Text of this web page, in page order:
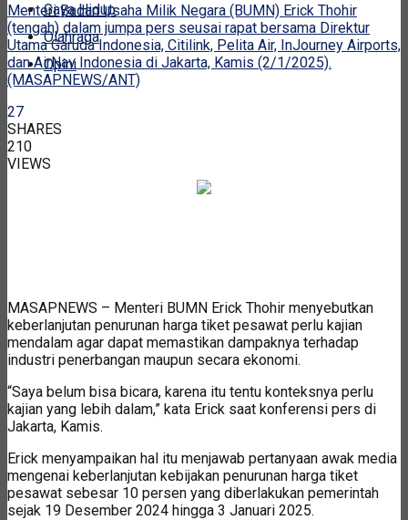
Gaya Hidup
Olahraga
Opini
Menteri Badan Usaha Milik Negara (BUMN) Erick Thohir
(tengah) dalam jumpa pers seusai rapat bersama Direktur
Utama Garuda Indonesia, Citilink, Pelita Air, InJourney Airports,
dan AirNav Indonesia di Jakarta, Kamis (2/1/2025).
(MASAPNEWS/ANT)
27
SHARES
210
VIEWS
MASAPNEWS – Menteri BUMN Erick Thohir menyebutkan
keberlanjutan penurunan harga tiket pesawat perlu kajian
mendalam agar dapat memastikan dampaknya terhadap
industri penerbangan maupun secara ekonomi.
“Saya belum bisa bicara, karena itu tentu konteksnya perlu
kajian yang lebih dalam,” kata Erick saat konferensi pers di
Jakarta, Kamis.
Erick menyampaikan hal itu menjawab pertanyaan awak media
mengenai keberlanjutan kebijakan penurunan harga tiket
pesawat sebesar 10 persen yang diberlakukan pemerintah
sejak 19 Desember 2024 hingga 3 Januari 2025.